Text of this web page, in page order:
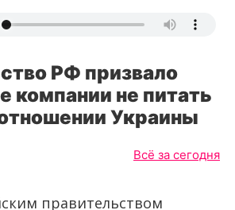
РФ призвало
компании не питать
Украины
Всё за сегодня
правительством